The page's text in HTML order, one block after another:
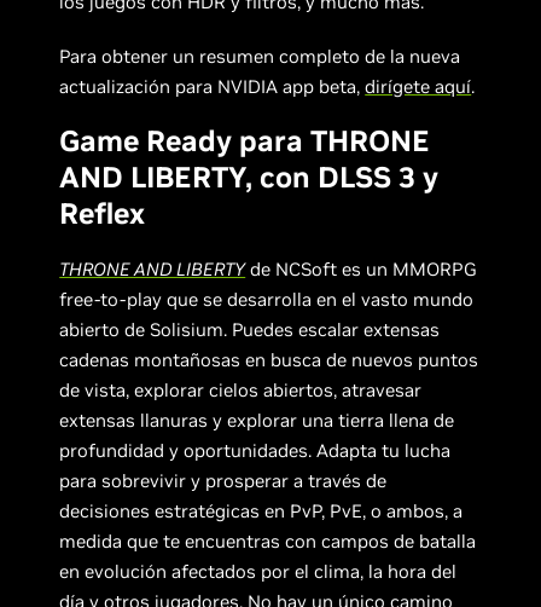
Para obtener un resumen completo de la nueva
actualización para NVIDIA app beta,dirígete aquí.
Game Ready para THRONE
AND LIBERTY, con DLSS 3 y
Reflex
THRONE AND LIBERTYde NCSoft es un MMORPG
free-to-play que se desarrolla en el vasto mundo
abierto de Solisium. Puedes escalar extensas
cadenas montañosas en busca de nuevos puntos
de vista, explorar cielos abiertos, atravesar
extensas llanuras y explorar una tierra llena de
profundidad y oportunidades. Adapta tu lucha
para sobrevivir y prosperar a través de
decisiones estratégicas en PvP, PvE, o ambos, a
medida que te encuentras con campos de batalla
en evolución afectados por el clima, la hora del
día y otros jugadores. No hay un único camino